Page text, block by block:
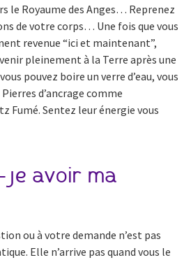
le Royaume des Anges… Reprenez
de votre corps… Une fois que vous
revenue “ici et maintenant”,
pleinement à la Terre après une
pouvez boire un verre d’eau, vous
d’ancrage comme
Fumé. Sentez leur énergie vous
je avoir ma
ou à votre demande n’est pas
Elle n’arrive pas quand vous le